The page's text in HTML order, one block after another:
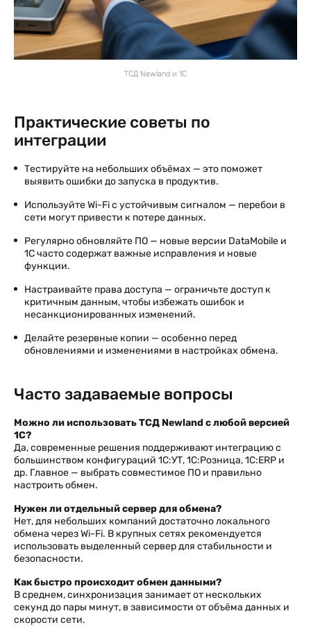
ТСД Newland и 1С
Практические советы по
интеграции
Тестируйте на небольших объёмах — это поможет
выявить ошибки до запуска в продуктив.
Используйте Wi-Fi с устойчивым сигналом — перебои в
сети могут привести к потере данных.
Регулярно обновляйте ПО — новые версии DataMobile и
1С часто содержат важные исправления и новые
функции.
Настраивайте права доступа — ограничьте доступ к
критичным данным, чтобы избежать ошибок и
несанкционированных изменений.
Делайте резервные копии — особенно перед
обновлениями и изменениями в настройках обмена.
Часто задаваемые вопросы
Можно ли использовать ТСД Newland с любой версией
1С?
Да, современные решения поддерживают интеграцию с
большинством конфигураций 1С:УТ, 1С:Розница, 1С:ERP и
др. Главное — выбрать совместимое ПО и правильно
настроить обмен.
Нужен ли отдельный сервер для обмена?
Нет, для небольших компаний достаточно локального
обмена через Wi-Fi. В крупных сетях рекомендуется
использовать выделенный сервер для стабильности и
безопасности.
Как быстро происходит обмен данными?
В среднем, синхронизация занимает от нескольких
секунд до пары минут, в зависимости от объёма данных и
скорости сети.